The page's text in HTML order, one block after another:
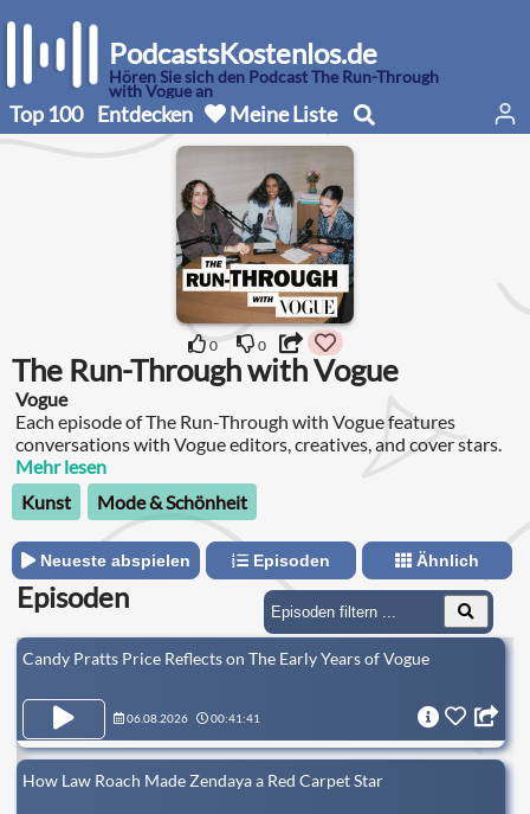
PodcastsKostenlos.de
Hören Sie sich den Podcast The Run-Through
with Vogue an
Top 100 Entdecken Meine Liste
0 0
The Run-Through with Vogue
Vogue
Each episode of The Run-Through with Vogue features
conversations with Vogue editors, creatives, and cover stars.
Mehr lesen
Kunst
Mode & Schönheit
Neueste abspielen Episoden Ähnlich
Episoden
Candy Pratts Price Reflects on The Early Years of Vogue
06.08.2026 00:41:41
How Law Roach Made Zendaya a Red Carpet Star